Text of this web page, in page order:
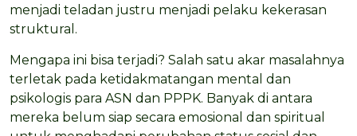
menjadi teladan justru menjadi pelaku kekerasan
struktural.
Mengapa ini bisa terjadi? Salah satu akar masalahnya
terletak pada ketidakmatangan mental dan
psikologis para ASN dan PPPK. Banyak di antara
mereka belum siap secara emosional dan spiritual